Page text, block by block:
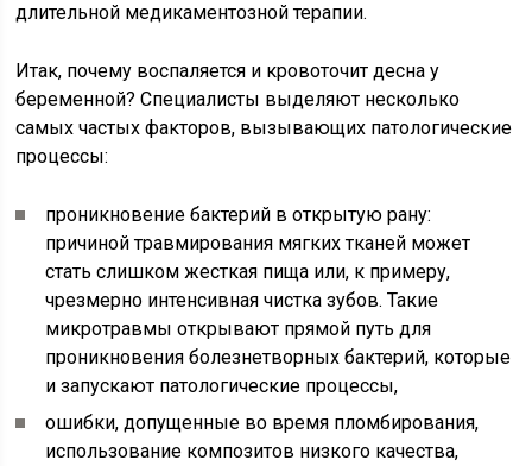
длительной медикаментозной терапии.
Итак, почему воспаляется и кровоточит десна у
беременной? Специалисты выделяют несколько
самых частых факторов, вызывающих патологические
процессы:
проникновение бактерий в открытую рану:
причиной травмирования мягких тканей может
стать слишком жесткая пища или, к примеру,
чрезмерно интенсивная чистка зубов. Такие
микротравмы открывают прямой путь для
проникновения болезнетворных бактерий, которые
и запускают патологические процессы,
ошибки, допущенные во время пломбирования,
использование композитов низкого качества,